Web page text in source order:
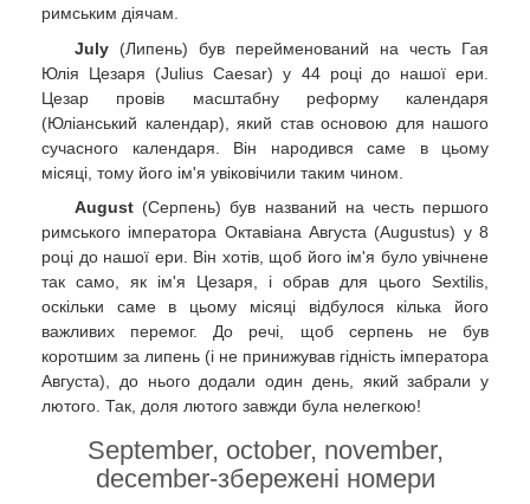
римським діячам.
July (Липень) був перейменований на честь Гая
Юлія Цезаря (Julius Caesar) у 44 році до нашої ери.
Цезар провів масштабну реформу календаря
(Юліанський календар), який став основою для нашого
сучасного календаря. Він народився саме в цьому
місяці, тому його ім'я увіковічили таким чином.
August (Серпень) був названий на честь першого
римського імператора Октавіана Августа (Augustus) у 8
році до нашої ери. Він хотів, щоб його ім'я було увічнене
так само, як ім'я Цезаря, і обрав для цього Sextilis,
оскільки саме в цьому місяці відбулося кілька його
важливих перемог. До речі, щоб серпень не був
коротшим за липень (і не принижував гідність імператора
Августа), до нього додали один день, який забрали у
лютого. Так, доля лютого завжди була нелегкою!
September, october, november,
december-збережені номери